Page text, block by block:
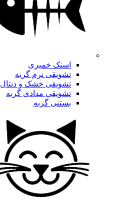
اسنک خمیری
تشویقی نرم گربه
تشویقی خشک و دنتال
تشویقی مدادی گربه
بستنی گربه